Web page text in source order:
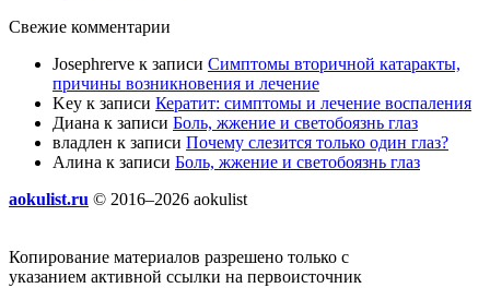
Свежие комментарии
Josephrerve к записи Симптомы вторичной катаракты,
причины возникновения и лечение
Key к записи Кератит: симптомы и лечение воспаления
Диана к записи Боль, жжение и светобоязнь глаз
владлен к записи Почему слезится только один глаз?
Алина к записи Боль, жжение и светобоязнь глаз
aokulist.ru © 2016–2026 aokulist
Копирование материалов разрешено только с
указанием активной ссылки на первоисточник